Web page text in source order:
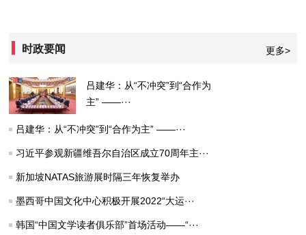
时政要闻 更多>
吕建华：从“不冲突”到“合作为
主” ——···
吕建华：从“不冲突”到“合作为主” ——···
习近平参观新疆维吾尔自治区成立70周年主···
新加坡NATAS旅游展时隔三年恢复举办
墨西哥中国文化中心积极开展2022“大运···
韩国“中国文学读者俱乐部”首场活动——“···